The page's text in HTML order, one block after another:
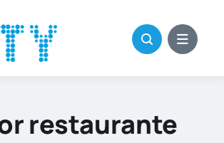
restaurante